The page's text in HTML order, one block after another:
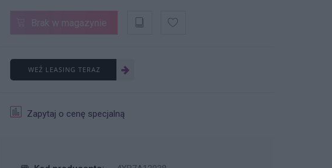
Brak w magazynie
WEŹ LEASING TERAZ
Zapytaj o cenę specjalną